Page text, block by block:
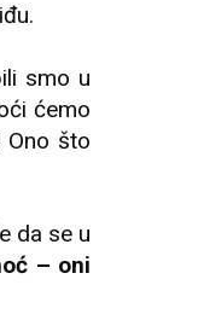
smo u
ćemo
Ono što
da se u
– oni